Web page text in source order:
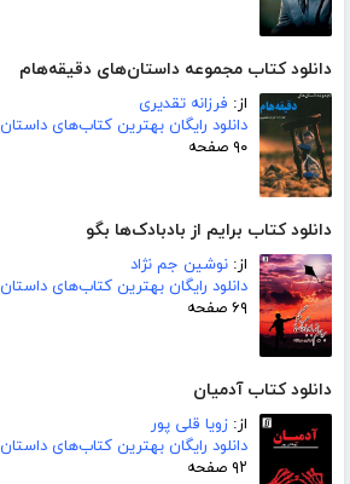
دانلود کتاب مجموعه داستان‌های دقیقه‌هام
از: فرزانه تقدیری
دانلود رایگان بهترین کتاب‌های داستان
۹۰ صفحه
دانلود کتاب برایم از بادبادک‌ها بگو
از: نوشین جم نژاد
دانلود رایگان بهترین کتاب‌های داستان
۶۹ صفحه
دانلود کتاب آدمیان
از: زویا قلی پور
دانلود رایگان بهترین کتاب‌های داستان
۹۲ صفحه